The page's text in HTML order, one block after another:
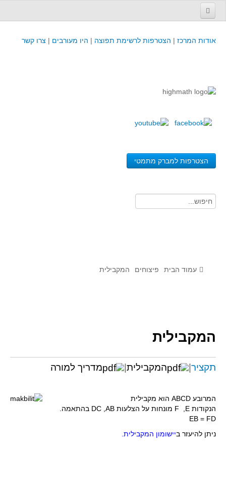
אודות המרכז | הצטרפות לרשימת תפוצה | היו מעורבים | צרו קשר
הצטרפות למברק מתמטי
קורסים והשתלמויות של מרכז המורים - כולל תוצרים
קורסים, כנסים והשתלמויות בארץ - מידע לשנה זו
משאבי הוראה ולמידה
לומדים בחט"ע
בית ספר יסודי
תוצרים מימי עיון וסדנאות - "קשר חם"
מדורי המרכז
יישומים דינאמיים
אלגברה
אלגברה
עמוד הבית פיצוחים המקבילית
המקבילית
תקציר| המקבילית| מדריך למורה
המרובע ABCD הוא מקבילית
הנקודות E
F מונחות על הצלעות AB
DC בהתאמה.
EB = FD
ניתן להיעזר ביישומון המקבילית